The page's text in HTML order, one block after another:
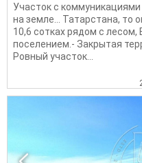
Участок с
на земле... Татарстана, то
10,6 сотках рядом с
поселением.- Закрытая
Ровный участок...